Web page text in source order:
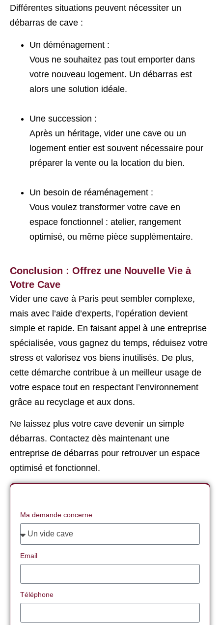
Différentes situations peuvent nécessiter un
débarras de cave :
Un déménagement :
Vous ne souhaitez pas tout emporter dans
votre nouveau logement. Un débarras est
alors une solution idéale.
Une succession :
Après un héritage, vider une cave ou un
logement entier est souvent nécessaire pour
préparer la vente ou la location du bien.
Un besoin de réaménagement :
Vous voulez transformer votre cave en
espace fonctionnel : atelier, rangement
optimisé, ou même pièce supplémentaire.
Conclusion : Offrez une Nouvelle Vie à
Votre Cave
Vider une cave à Paris peut sembler complexe,
mais avec l’aide d’experts, l’opération devient
simple et rapide. En faisant appel à une entreprise
spécialisée, vous gagnez du temps, réduisez votre
stress et valorisez vos biens inutilisés. De plus,
cette démarche contribue à un meilleur usage de
votre espace tout en respectant l’environnement
grâce au recyclage et aux dons.
Ne laissez plus votre cave devenir un simple
débarras. Contactez dès maintenant une
entreprise de débarras pour retrouver un espace
optimisé et fonctionnel.
Ma demande concerne
Email
Téléphone